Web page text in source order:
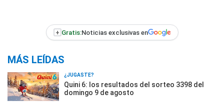
+ Gratis:Noticias exclusivas en
MÁS LEÍDAS
¿JUGASTE?
Quini 6: los resultados del sorteo 3398 del
domingo 9 de agosto